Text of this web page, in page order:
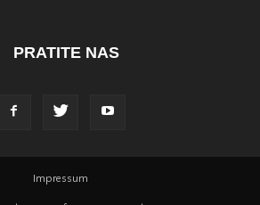
PRATITE NAS
Impressum